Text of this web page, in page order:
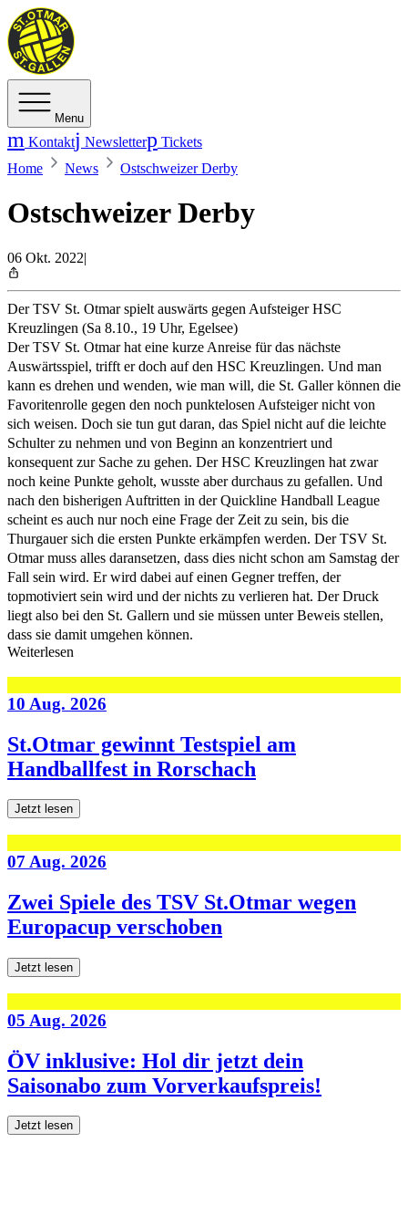
Menu
Kontakt Newsletter
Tickets
Home
News Ostschweizer Derby
Ostschweizer Derby
06 Okt. 2022|
Der TSV St. Otmar spielt auswärts gegen Aufsteiger HSC
Kreuzlingen (Sa 8.10., 19 Uhr, Egelsee)
Der TSV St. Otmar hat eine kurze Anreise für das nächste
Auswärtsspiel, trifft er doch auf den HSC Kreuzlingen. Und man
kann es drehen und wenden, wie man will, die St. Galler können die
Favoritenrolle gegen den noch punktelosen Aufsteiger nicht von
sich weisen. Doch sie tun gut daran, das Spiel nicht auf die leichte
Schulter zu nehmen und von Beginn an konzentriert und
konsequent zur Sache zu gehen. Der HSC Kreuzlingen hat zwar
noch keine Punkte geholt, wusste aber durchaus zu gefallen. Und
nach den bisherigen Auftritten in der Quickline Handball League
scheint es auch nur noch eine Frage der Zeit zu sein, bis die
Thurgauer sich die ersten Punkte erkämpfen werden. Der TSV St.
Otmar muss alles daransetzen, dass dies nicht schon am Samstag der
Fall sein wird. Er wird dabei auf einen Gegner treffen, der
topmotiviert sein wird und der nichts zu verlieren hat. Der Druck
liegt also bei den St. Gallern und sie müssen unter Beweis stellen,
dass sie damit umgehen können.
Weiterlesen
10 Aug. 2026
St.Otmar gewinnt Testspiel am
Handballfest in Rorschach
Jetzt lesen
07 Aug. 2026
Zwei Spiele des TSV St.Otmar wegen
Europacup verschoben
Jetzt lesen
05 Aug. 2026
ÖV inklusive: Hol dir jetzt dein
Saisonabo zum Vorverkaufspreis!
Jetzt lesen